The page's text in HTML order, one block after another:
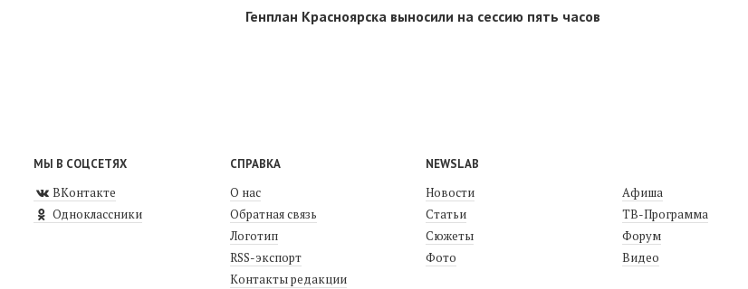
Генплан Красноярска выносили на сессию пять часов
МЫ В СОЦСЕТЯХ
ВКонтакте
Одноклассники
СПРАВКА
О нас
Обратная связь
Логотип
RSS-экспорт
Контакты редакции
NEWSLAB
Новости
Статьи
Сюжеты
Фото
Афиша
ТВ-Программа
Форум
Видео